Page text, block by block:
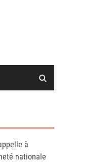
à
nationale